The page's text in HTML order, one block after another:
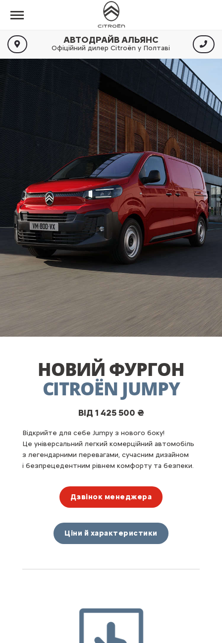
АВТОДРАЙВ АЛЬЯНС
Офіційний дилер Citroën у Полтаві
НОВИЙ ФУРГОН
CITROËN JUMPY
ВІД 1 425 500 ₴
Відкрийте для себе Jumpy з нового боку!
Це універсальний легкий комерційний автомобіль
з легендарними перевагами, сучасним дизайном
і безпрецедентним рівнем комфорту та безпеки.
Дзвінок менеджера
Ціни й характеристики